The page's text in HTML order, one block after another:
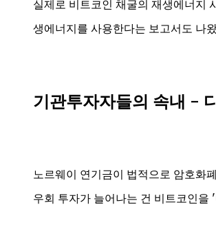
실제로 비트코인 채굴의 재생에너지
생에너지를 사용한다는 보고서도 나
기관투자자들의 속내 -
노르웨이 연기금이 법적으로 암호화
우회 투자가 늘어나는 건 비트코인